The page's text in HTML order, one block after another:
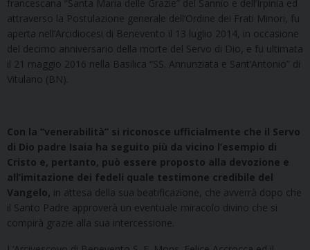
francescana “Santa Maria delle Grazie” del Sannio e dell’Irpinia ed
attraverso la Postulazione generale dell’Ordine dei Frati Minori, fu
aperta nell’Arcidiocesi di Benevento il 13 luglio 2014, in occasione
del decimo anniversario della morte del Servo di Dio, e fu ultimata
il 21 maggio 2016 nella Basilica “SS. Annunziata e Sant’Antonio” di
Vitulano (BN).
Con la “venerabilità” si riconosce ufficialmente che il Servo
di Dio padre Isaia ha seguito più da vicino l’esempio di
Cristo e, pertanto, può essere proposto alla devozione e
all’imitazione dei fedeli quale testimone credibile del
Vangelo, in attesa della sua beatificazione, che avverrà dopo che
il Santo Padre approverà un eventuale miracolo divino che si
compirà grazie alla sua intercessione.